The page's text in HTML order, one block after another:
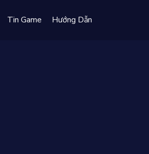
Tin Game Hướng Dẫn